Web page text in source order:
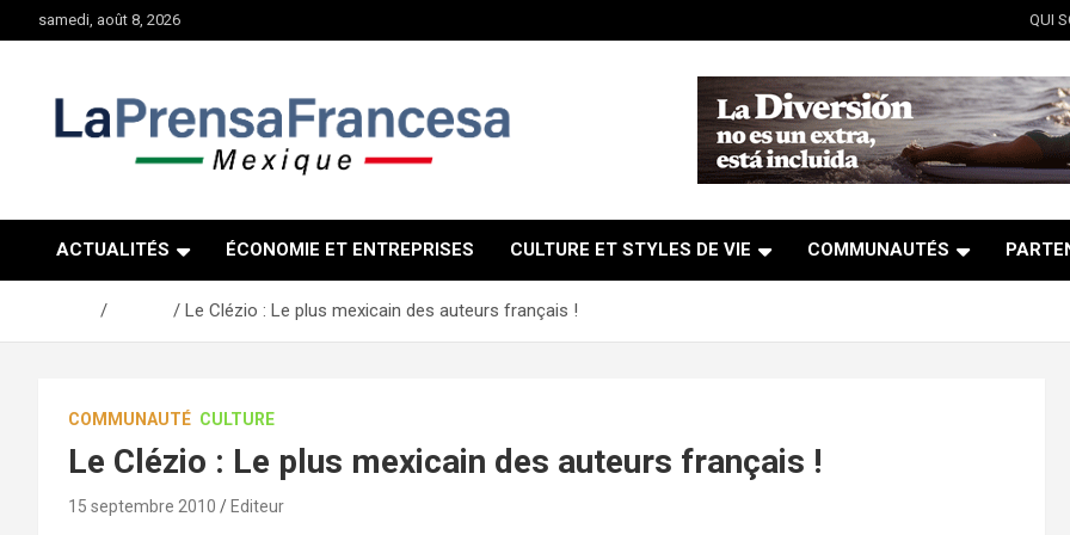
au
samedi, août 8, 2026 QUI
ACTUALITÉS ÉCONOMIE ET ENTREPRISES CULTURE ET STYLES DE VIE COMMUNAUTÉS
Le Clézio : Le plus mexicain des auteurs français !
COMMUNAUTÉ CULTURE
Le Clézio : Le plus mexicain des auteurs français !
15 septembre 2010 Editeur